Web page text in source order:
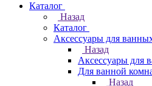
Каталог
Назад
Каталог
Аксессуары для
Назад
Аксессуары для
Для ванной
Назад